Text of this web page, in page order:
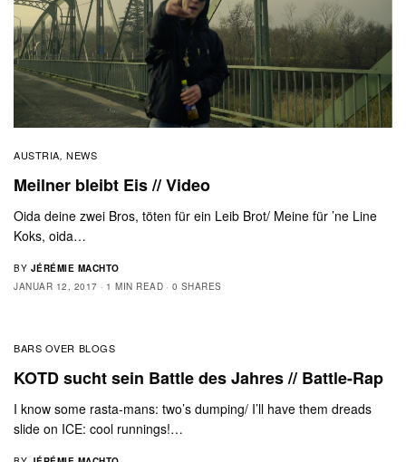
AUSTRIA, NEWS
Meilner bleibt Eis // Video
Oida deine zwei Bros, töten für ein Leib Brot/ Meine für ’ne Line
Koks, oida…
BY JÉRÉMIE MACHTO
JANUAR 12, 2017
1 MIN READ 0 SHARES
BARS OVER BLOGS
KOTD sucht sein Battle des Jahres // Battle-Rap
I know some rasta-mans: two’s dumping/ I’ll have them dreads
slide on ICE: cool runnings!…